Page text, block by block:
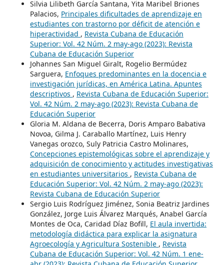
Silvia Lilibeth García Santana, Yita Maribel Briones
Palacios, Principales dificultades de aprendizaje en
estudiantes con trastorno por déficit de atención e
hiperactividad , Revista Cubana de Educación
Superior: Vol. 42 Núm. 2 may-ago (2023): Revista
Cubana de Educación Superior
Johannes San Miguel Giralt, Rogelio Bermúdez
Sarguera, Enfoques predominantes en la docencia e
investigación jurídicas, en América Latina. Apuntes
descriptivos , Revista Cubana de Educación Superior:
Vol. 42 Núm. 2 may-ago (2023): Revista Cubana de
Educación Superior
Gloria M. Aldana de Becerra, Doris Amparo Babativa
Novoa, Gilma J. Caraballo Martínez, Luis Henry
Vanegas orozco, Suly Patricia Castro Molinares,
Concepciones epistemológicas sobre el aprendizaje y
adquisición de conocimiento y actitudes investigativas
en estudiantes universitarios , Revista Cubana de
Educación Superior: Vol. 42 Núm. 2 may-ago (2023):
Revista Cubana de Educación Superior
Sergio Luis Rodríguez Jiménez, Sonia Beatriz Jardines
González, Jorge Luis Álvarez Marqués, Anabel García
Montes de Oca, Caridad Díaz Bofill, El aula invertida:
metodología didáctica para explicar la asignatura
Agroecología y Agricultura Sostenible , Revista
Cubana de Educación Superior: Vol. 42 Núm. 1 ene-